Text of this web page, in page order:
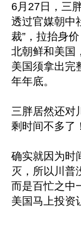
6月27日，三
透过官媒朝中
裁”，拉抬身
北朝鲜和美国
美国须拿出完
年年底。
三胖居然还对
剩时间不多了！
确实就因为时
灭，所以川普
而是百忙之中
美国马上投资